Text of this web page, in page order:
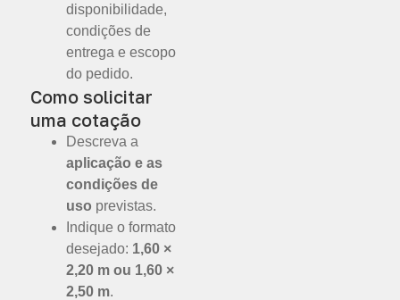
disponibilidade,
condições de
entrega e escopo
do pedido.
Como solicitar
uma cotação
Descreva a
aplicação e as
condições de
uso previstas.
Indique o formato
desejado: 1,60 ×
2,20 m ou 1,60 ×
2,50 m.